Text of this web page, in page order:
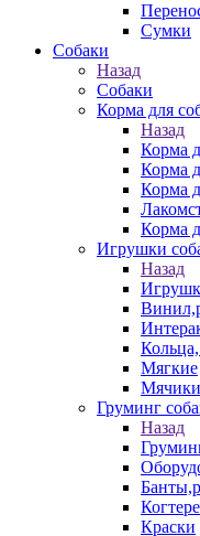
Сумки
Собаки
Назад
Собаки
Корма для
Назад
Корма
Корма
Корма
Корма
Игрушки
Назад
Мягкие
Мячики
Груминг
Назад
Краски